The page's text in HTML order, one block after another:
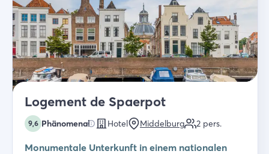
Logement de Spaerpot
9,6 Phänomenal Hotel Middelburg 2 pers.
Monumentale Unterkunft in einem nationalen